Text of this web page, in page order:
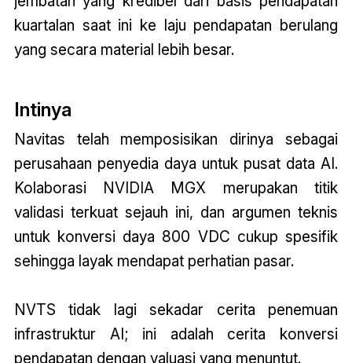
kuartalan saat ini ke laju pendapatan berulang
yang secara material lebih besar.
Intinya
Navitas telah memposisikan dirinya sebagai
perusahaan penyedia daya untuk pusat data AI.
Kolaborasi NVIDIA MGX merupakan titik
validasi terkuat sejauh ini, dan argumen teknis
untuk konversi daya 800 VDC cukup spesifik
sehingga layak mendapat perhatian pasar.
NVTS tidak lagi sekadar cerita penemuan
infrastruktur AI; ini adalah cerita konversi
pendapatan dengan valuasi yang menuntut.